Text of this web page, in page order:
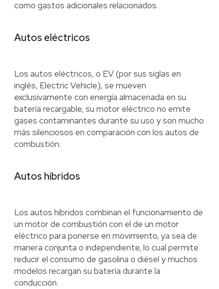
como gastos adicionales relacionados.
Autos eléctricos
Los autos eléctricos, o EV (por sus siglas en
inglés, Electric Vehicle), se mueven
exclusivamente con energía almacenada en su
batería recargable, su motor eléctrico no emite
gases contaminantes durante su uso y son mucho
más silenciosos en comparación con los autos de
combustión.
Autos híbridos
Los autos híbridos combinan el funcionamiento de
un motor de combustión con el de un motor
eléctrico para ponerse en movimiento, ya sea de
manera conjunta o independiente, lo cual permite
reducir el consumo de gasolina o diésel y muchos
modelos recargan su batería durante la
conducción.